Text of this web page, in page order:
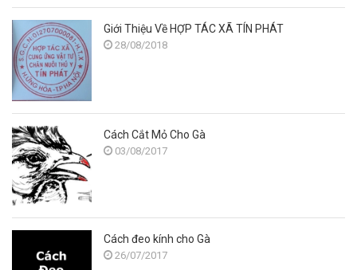
Giới Thiệu Về HỢP TÁC XÃ TÍN PHÁT
28/08/2018
Cách Cắt Mỏ Cho Gà
03/08/2017
Cách đeo kính cho Gà
26/07/2017